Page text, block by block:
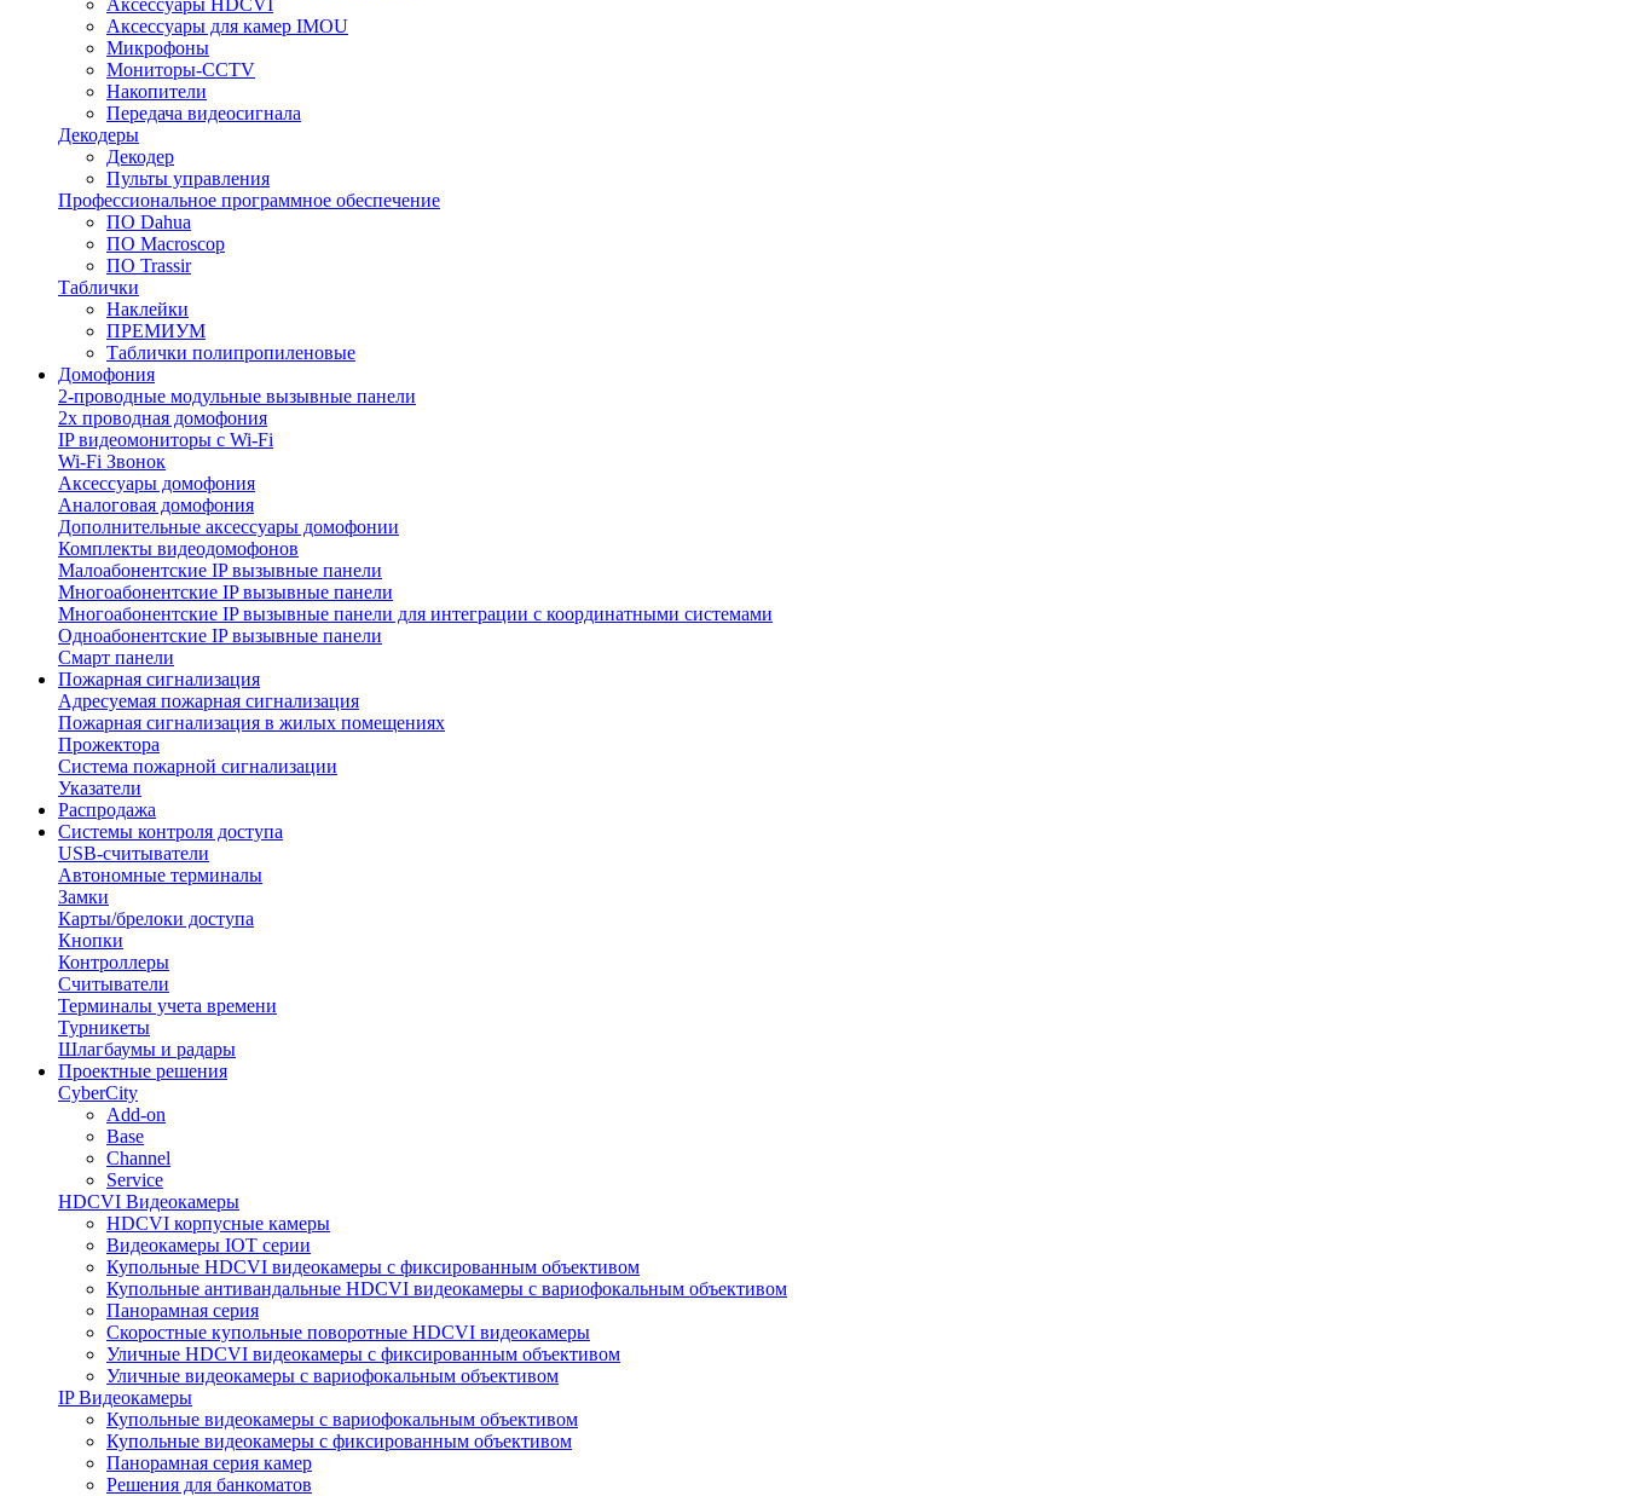
Аксессуары HDCVI
Аксессуары для камер IMOU
Микрофоны
Мониторы-CCTV
Накопители
Передача видеосигнала
Декодеры
Декодер
Пульты управления
Профессиональное программное обеспечение
ПО Dahua
ПО Macroscop
ПО Trassir
Таблички
Наклейки
ПРЕМИУМ
Таблички полипропиленовые
Домофония
2-проводные модульные вызывные панели
2х проводная домофония
IP видеомониторы с Wi-Fi
Wi-Fi Звонок
Аксессуары домофония
Аналоговая домофония
Дополнительные аксессуары домофонии
Комплекты видеодомофонов
Малоабонентские IP вызывные панели
Многоабонентские IP вызывные панели
Многоабонентские IP вызывные панели для интеграции с координатными системами
Одноабонентские IP вызывные панели
Смарт панели
Пожарная сигнализация
Адресуемая пожарная сигнализация
Пожарная сигнализация в жилых помещениях
Прожектора
Система пожарной сигнализации
Указатели
Распродажа
Системы контроля доступа
USB-считыватели
Автономные терминалы
Замки
Карты/брелоки доступа
Кнопки
Контроллеры
Считыватели
Терминалы учета времени
Турникеты
Шлагбаумы и радары
Проектные решения
CyberCity
Add-on
Base
Channel
Service
HDCVI Видеокамеры
HDCVI корпусные камеры
Видеокамеры IOT серии
Купольные HDCVI видеокамеры с фиксированным объективом
Купольные антивандальные HDCVI видеокамеры с вариофокальным объективом
Панорамная серия
Скоростные купольные поворотные HDCVI видеокамеры
Уличные HDCVI видеокамеры с фиксированным объективом
Уличные видеокамеры с вариофокальным объективом
IP Видеокамеры
Купольные видеокамеры с вариофокальным объективом
Купольные видеокамеры с фиксированным объективом
Панорамная серия камер
Решения для банкоматов